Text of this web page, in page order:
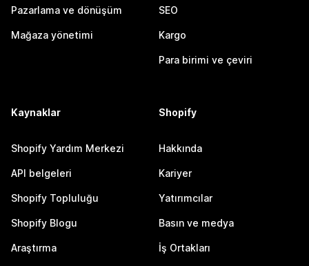
Pazarlama ve dönüşüm
Mağaza yönetimi
SEO
Kargo
Para birimi ve çeviri
Kaynaklar
Shopify Yardım Merkezi
API belgeleri
Shopify Topluluğu
Shopify Blogu
Araştırma
Shopify
Hakkında
Kariyer
Yatırımcılar
Basın ve medya
İş Ortakları